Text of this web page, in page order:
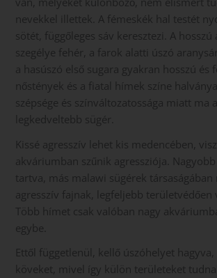
nevekkel illettek. A fémeskék hal testét
sötét, függőleges sáv keresztezi. A hosszú
szegélye fehér, a farok alatti úszó
a hasúszó első sugara gyakran hosszú és
nőstények és a fiatal hímek színe
szépsége és színváltozatossága miatt ma
legkedveltebb sügér.
Kissé agresszív lehet kis medencében,
akváriumban szűnik agressziója.
tartva, más malawi sügérek társaságában
agresszív fajnak, legfeljebb területvédően
Több hímet csak valóban nagy
egybe.
Ettől függetlenül, kellő úszóhelyet
köveket, mivel így külön területeket